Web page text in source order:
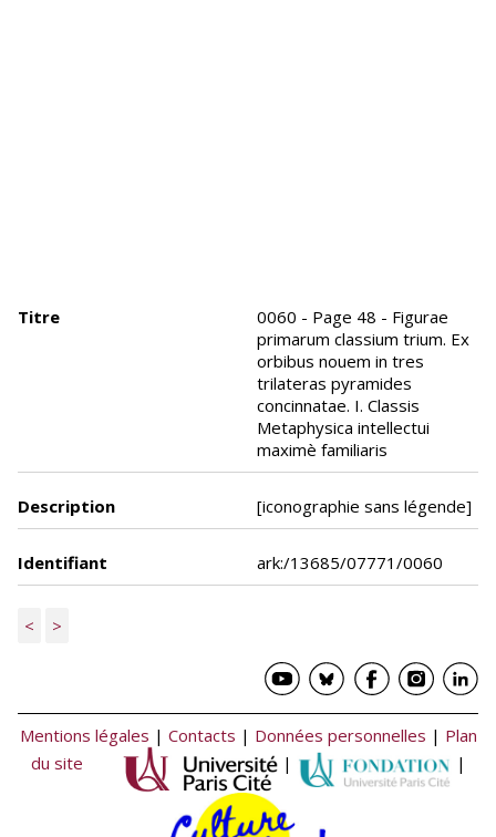
Titre
0060 - Page 48 - Figurae
primarum classium trium. Ex
orbibus nouem in tres
trilateras pyramides
concinnatae. I. Classis
Metaphysica intellectui
maximè familiaris
Description [iconographie sans légende]
Identifiant ark:/13685/07771/0060
< >
Mentions légales | Contacts | Données personnelles | Plan
du site
| |